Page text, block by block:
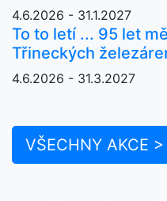
4.6.2026 - 31.1.2027
To to letí ... 95 let
Třineckých
4.6.2026 - 31.3.2027
VŠECHNY AKCE >